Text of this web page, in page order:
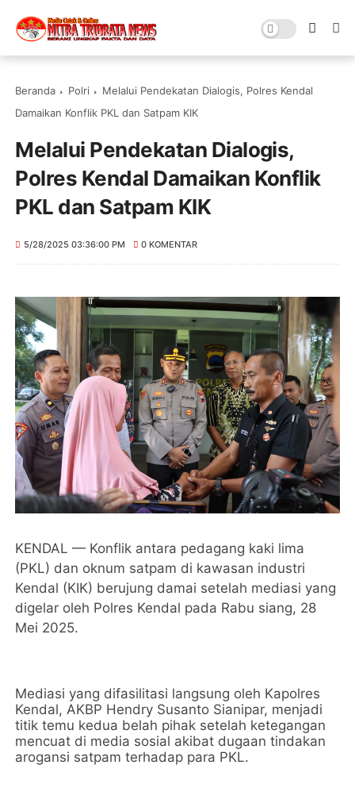
Beranda Polri
Melalui Pendekatan Dialogis, Polres Kendal
Damaikan Konflik PKL dan Satpam KIK
Melalui Pendekatan Dialogis,
Polres Kendal Damaikan Konflik
PKL dan Satpam KIK
5/28/2025 03:36:00 PM 0 KOMENTAR
KENDAL — Konflik antara pedagang kaki lima
(PKL) dan oknum satpam di kawasan industri
Kendal (KIK) berujung damai setelah mediasi yang
digelar oleh Polres Kendal pada Rabu siang, 28
Mei 2025.
Mediasi yang difasilitasi langsung oleh Kapolres
Kendal, AKBP Hendry Susanto Sianipar, menjadi
titik temu kedua belah pihak setelah ketegangan
mencuat di media sosial akibat dugaan tindakan
arogansi satpam terhadap para PKL.